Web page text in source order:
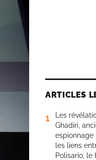
ARTICLES
1
Les
Ghadiri,
espionnage
les liens
Polisario, le